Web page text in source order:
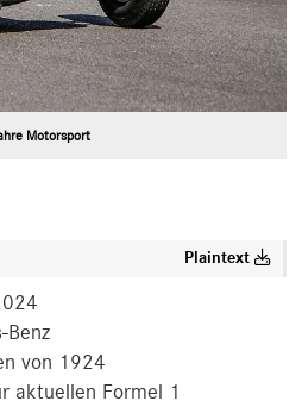
Motorsport
Plaintext
Benz
von 1924
aktuellen Formel 1